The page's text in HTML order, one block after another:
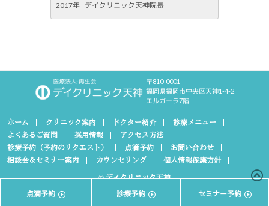
2017年 デイクリニック天神院長
〒810-0001
福岡県福岡市中央区天神1-4-2
エルガーラ7階
ホーム クリニック案内 ドクター紹介
診療メニュー
よくあるご質問
採用情報
アクセス方法
診療予約（予約のリクエスト）
点滴予約
お問い合わせ
相談会＆セミナー案内
カウンセリング 個人情報保護方針
© デイクリニック天神
点滴予約 診療予約 セミナー予約